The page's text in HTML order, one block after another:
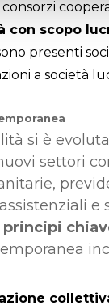
con scopo
presenti
a società
si è evoluta
settori
e
principi